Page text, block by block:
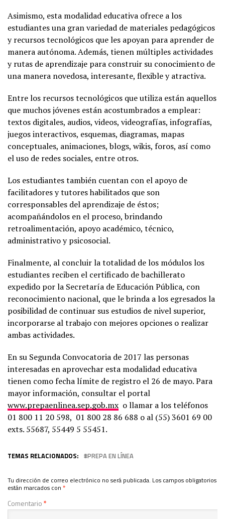
Asimismo, esta modalidad educativa ofrece a los
estudiantes una gran variedad de materiales pedagógicos
y recursos tecnológicos que les apoyan para aprender de
manera autónoma. Además, tienen múltiples actividades
y rutas de aprendizaje para construir su conocimiento de
una manera novedosa, interesante, flexible y atractiva.
Entre los recursos tecnológicos que utiliza están aquellos
que muchos jóvenes están acostumbrados a emplear:
textos digitales, audios, videos, videografías, infografías,
juegos interactivos, esquemas, diagramas, mapas
conceptuales, animaciones, blogs, wikis, foros, así como
el uso de redes sociales, entre otros.
Los estudiantes también cuentan con el apoyo de
facilitadores y tutores habilitados que son
corresponsables del aprendizaje de éstos;
acompañándolos en el proceso, brindando
retroalimentación, apoyo académico, técnico,
administrativo y psicosocial.
Finalmente, al concluir la totalidad de los módulos los
estudiantes reciben el certificado de bachillerato
expedido por la Secretaría de Educación Pública, con
reconocimiento nacional, que le brinda a los egresados la
posibilidad de continuar sus estudios de nivel superior,
incorporarse al trabajo con mejores opciones o realizar
ambas actividades.
En su Segunda Convocatoria de 2017 las personas
interesadas en aprovechar esta modalidad educativa
tienen como fecha límite de registro el 26 de mayo. Para
mayor información, consultar el portal
www.prepaenlinea.sep.gob.mx o llamar a los teléfonos
01 800 11 20 598, 01 800 28 86 688 o al (55) 3601 69 00
exts. 55687, 55449 5 55451.
TEMAS RELACIONADOS: PREPA EN LÍNEA
Tu dirección de correo electrónico no será publicada. Los campos obligatorios
están marcados con *
Comentario*